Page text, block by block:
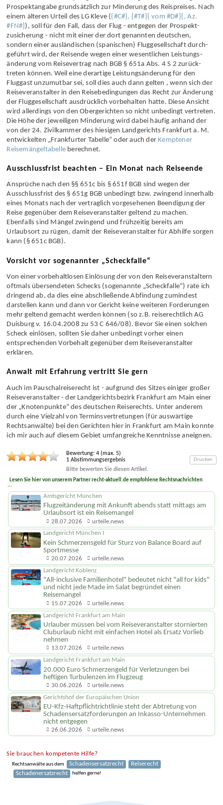
Der Wechsel auf eine „Billig­airline“ berechtigt bei ander­weitiger
Prospekt­angabe grund­sätzlich zur Minderung des Reispreises. Nach
einem älteren Urteil des LG Kleve ( {#C#}, {#T#}{ vom #D#}{, Az.
#FN#} ), soll für den Fall, dass der Flug - entgegen der Prospekt­
zusicherung - nicht mit einer der dort genannten deutschen,
sondern einer ausländischen (spanischen) Fluggesellschaft durch­
geführt wird, der Reisende wegen einer wesentlichen Leistungs­
änderung vom Reise­vertrag nach BGB § 651a Abs. 4 S 2 zurück­
treten können. Weil eine derartige Leistungs­änderung für den
Fluggast unzumutbar sei, soll dies auch dann gelten , wenn sich der
Reise­veranstalter in den Reise­bedingungen das Recht zur Änderung
der Fluggesellschaft ausdrücklich vorbehalten hatte. Diese Ansicht
wird allerdings von den Ober­gerichten so nicht unbedingt vertreten.
Die Höhe der jeweiligen Minderung wird dabei häufig anhand der
von der 24. Zivilkammer des hiesigen Land­gerichts Frankfurt a. M.
entwickelten „Frankfurter Tabelle“ oder auch der
Ausschlussfrist beachten – Ein Monat nach Reiseende
Ansprüche nach den §§ 651c bis § 651f BGB sind wegen der
Ausschluss­frist des § 651g BGB unbedingt bzw. zwingend innerhalb
eines Monats nach der vertraglich vorgesehenen Beendigung der
Reise gegenüber dem Reise­veranstalter geltend zu machen.
Ebenfalls sind Mängel zwingend und frühzeitig bereits am
Urlaubsort zu rügen, damit der Reise­veranstalter für Abhilfe sorgen
Vorsicht vor sogenannter „Scheckfalle“
Von einer vorbehaltlosen Einlösung der von den Reise­veranstaltern
oftmals übersendeten Schecks (sogenannte „Scheckfalle“) rate ich
dringend ab, da dies eine ab­schließende Abfindung zumindest
darstellen kann und dann vor Gericht keine weiteren Forderungen
mehr geltend gemacht werden können (so z.B. reise­rechtlich AG
Duisburg v. 16.04.2008 zu 53 C 646/08). Bevor Sie einen solchen
Scheck einlösen, sollten Sie daher unbedingt vorher einen
entsprechenden Vorbehalt gegenüber dem Reise­veranstalter
Anwalt mit Erfahrung vertritt Sie gern
Auch im Pauschal­reiserecht ist - aufgrund des Sitzes einiger großer
Reise­veranstalter - der Land­gerichts­bezirk Frankfurt am Main einer
der „Knoten­punkte“ des deutschen Reiserechts. Unter anderem
durch eine Vielzahl von Termins­vertretungen (für auswärtige
Rechts­anwälte) bei den Gerichten hier in Frankfurt am Main konnte
ich mir auch auf diesem Gebiet umfangreiche Kenntnisse aneignen.
Bewertung:4(max.5)
Bitte bewerten Sie diesen Artikel.
Lesen Sie hier von unserem Partner recht-aktuell.de empfohlene Rechtsnachrichten
...
Amtsgericht München
Flugzeitänderung mit Ankunft abends statt mittags am
Urlaubsort ist ein Reisemangel
28.07.2026 urteile.news
Landgericht München I
Kein Schmerzensgeld für Sturz von Balance Board auf
Sportmesse
20.07.2026 urteile.news
Landgericht Koblenz
"All-inclusive Familienhotel" bedeutet nicht "all for kids"
und nicht jede Made im Salat begründet einen
Reisemangel
15.07.2026 urteile.news
Landgericht Frankfurt am Main
Urlauber müssen bei vom Reiseveranstalter stornierten
Cluburlaub nicht mit einfachen Hotel als Ersatz Vorlieb
nehmen
13.07.2026 urteile.news
Landgericht Frankfurt am Main
20.000 Euro Schmerzengeld für Verletzungen bei
heftigen Turbulenzen im Flugzeug
30.06.2026 urteile.news
Gerichtshof der Europäischen Union
EU-Kfz-Haftpflicht­richtlinie steht der Abtretung von
Schadenser­satzforderungen an Inkasso-Unternehmen
nicht entgegen
Sie brauchen kompetente Hilfe?
Rechtsanwälte aus dem Schadensersatzrecht